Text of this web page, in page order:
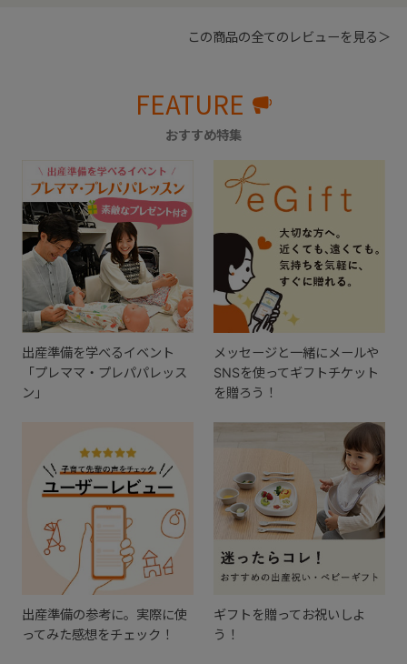
この商品の全てのレビューを見る＞
FEATURE
おすすめ特集
出産準備を学べるイベント
「プレママ・プレパパレッス
ン」
メッセージと一緒にメールや
SNSを使ってギフトチケット
を贈ろう！
出産準備の参考に。実際に使
ってみた感想をチェック！
ギフトを贈ってお祝いしよ
う！